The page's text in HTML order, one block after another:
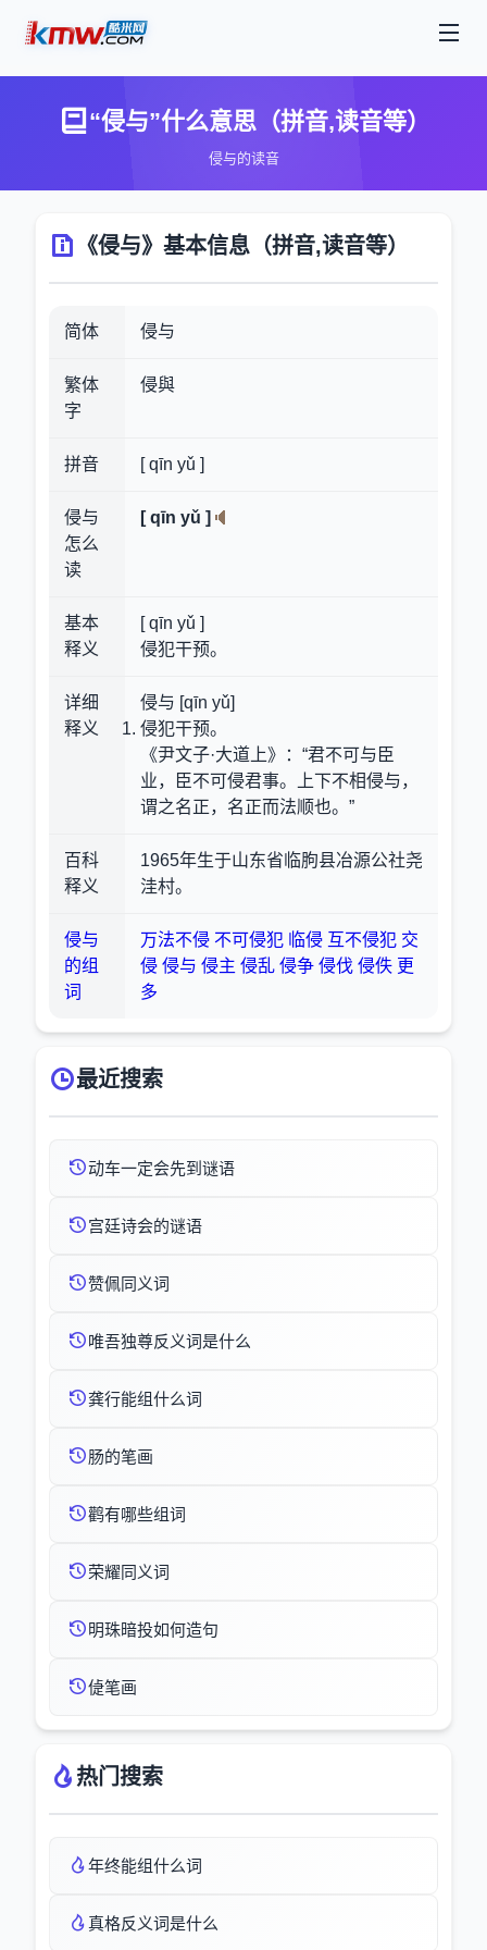
“侵与”什么意思（拼音,读音等）
侵与的读音
《侵与》基本信息（拼音,读音等）
简体 侵与
繁体
字
侵與
拼音 [ qīn yǔ ]
侵与
怎么
读
[ qīn yǔ ]
基本
释义
[ qīn yǔ ]
侵犯干预。
详细
释义
侵与 [qīn yǔ]
侵犯干预。
《尹文子·大道上》：“君不可与臣
业，臣不可侵君事。上下不相侵与，
谓之名正，名正而法顺也。”
百科
释义
1965年生于山东省临朐县冶源公社尧
洼村。
侵与
的组
词
万法不侵 不可侵犯 临侵 互不侵犯 交
侵 侵与 侵主 侵乱 侵争 侵伐 侵佚 更
多
最近搜索
动车一定会先到谜语
宫廷诗会的谜语
赞佩同义词
唯吾独尊反义词是什么
龚行能组什么词
肠的笔画
鹳有哪些组词
荣耀同义词
明珠暗投如何造句
偼笔画
热门搜索
年终能组什么词
真格反义词是什么